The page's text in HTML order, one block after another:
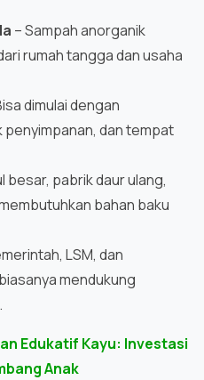
– Sampah anorganik
rumah tangga dan usaha
dimulai dengan
penyimpanan, dan tempat
besar, pabrik daur ulang,
bahan baku
LSM, dan
mendukung
Edukatif Kayu: Investasi
Anak